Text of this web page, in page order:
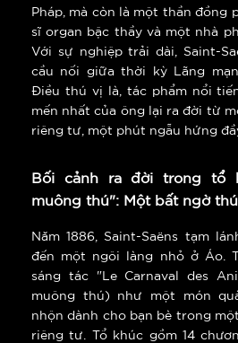
Pháp, mà còn là một thần đồng
sĩ organ bậc thầy và một nhà
Với sự nghiệp trải dài, Saint-
cầu nối giữa thời kỳ Lãng
Điều thú vị là, tác phẩm nổi
mến nhất của ông lại ra đời từ
riêng tư, một phút ngẫu hứng
Bối cảnh ra đời trong tổ
muông thú": Một bất ngờ
Năm 1886, Saint-Saëns tạm
đến một ngôi làng nhỏ ở Áo.
sáng tác "Le Carnaval des
muông thú) như một món
nhộn dành cho bạn bè trong
riêng tư. Tổ khúc gồm 14